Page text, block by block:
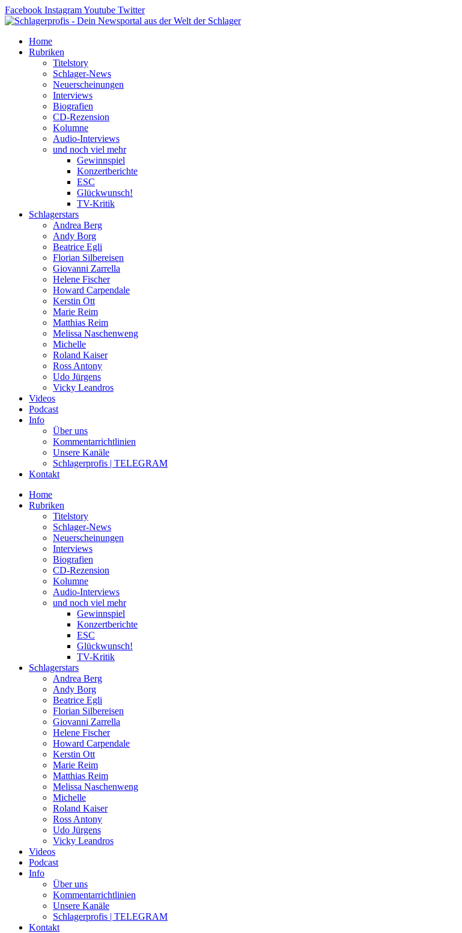
Zum
Inhalt
Facebook InstagramYoutube Twitter
Home
Rubriken
Titelstory
Schlager-News
Neuerscheinungen
Interviews
Biografien
CD-Rezension
Kolumne
Audio-Interviews
und noch viel mehr
Gewinnspiel
Konzertberichte
ESC
Glückwunsch!
TV-Kritik
Schlagerstars
Andrea Berg
Andy Borg
Beatrice Egli
Florian Silbereisen
Giovanni Zarrella
Helene Fischer
Howard Carpendale
Kerstin Ott
Marie Reim
Matthias Reim
Melissa Naschenweng
Michelle
Roland Kaiser
Ross Antony
Udo Jürgens
Vicky Leandros
Videos
Podcast
Info
Über uns
Kommentarrichtlinien
Unsere Kanäle
Schlagerprofis | TELEGRAM
Kontakt
Home
Rubriken
Titelstory
Schlager-News
Neuerscheinungen
Interviews
Biografien
CD-Rezension
Kolumne
Audio-Interviews
und noch viel mehr
Gewinnspiel
Konzertberichte
ESC
Glückwunsch!
TV-Kritik
Schlagerstars
Andrea Berg
Andy Borg
Beatrice Egli
Florian Silbereisen
Giovanni Zarrella
Helene Fischer
Howard Carpendale
Kerstin Ott
Marie Reim
Matthias Reim
Melissa Naschenweng
Michelle
Roland Kaiser
Ross Antony
Udo Jürgens
Vicky Leandros
Videos
Podcast
Info
Über uns
Kommentarrichtlinien
Unsere Kanäle
Schlagerprofis | TELEGRAM
Kontakt